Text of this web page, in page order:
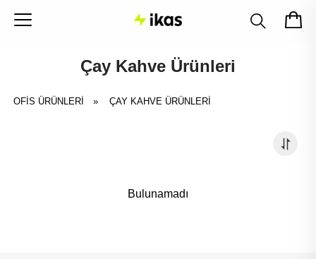
Çay Kahve Ürünleri
OFİS ÜRÜNLERİ » ÇAY KAHVE ÜRÜNLERI
Bulunamadı